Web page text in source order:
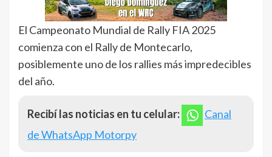
El Campeonato Mundial de Rally FIA 2025
comienza con el Rally de Montecarlo,
posiblemente uno de los rallies más impredecibles
del año.
Recibí las noticias en tu celular:
Canal
de WhatsApp Motorpy